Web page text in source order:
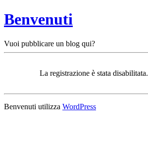
Benvenuti
Vuoi pubblicare un blog qui?
La registrazione è stata disabilitata.
Benvenuti utilizza WordPress